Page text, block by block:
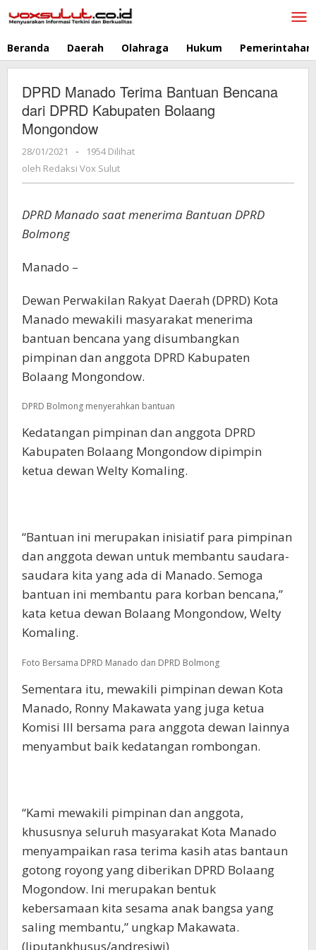
ke
Beranda Daerah Olahraga Hukum Pemerintahan
DPRD Manado Terima Bantuan Bencana
dari DPRD Kabupaten Bolaang
Mongondow
28/01/2021
oleh
Redaksi
-
1954 Dilihat
oleh Redaksi Vox Sulut
DPRD Manado saat menerima Bantuan DPRD
Bolmong
Manado –
Dewan Perwakilan Rakyat Daerah (DPRD) Kota
Manado mewakili masyarakat menerima
bantuan bencana yang disumbangkan
pimpinan dan anggota DPRD Kabupaten
Bolaang Mongondow.
DPRD Bolmong menyerahkan bantuan
Kedatangan pimpinan dan anggota DPRD
Kabupaten Bolaang Mongondow dipimpin
ketua dewan Welty Komaling.
“Bantuan ini merupakan inisiatif para pimpinan
dan anggota dewan untuk membantu saudara-
saudara kita yang ada di Manado. Semoga
bantuan ini membantu para korban bencana,”
kata ketua dewan Bolaang Mongondow, Welty
Komaling.
Foto Bersama DPRD Manado dan DPRD Bolmong
Sementara itu, mewakili pimpinan dewan Kota
Manado, Ronny Makawata yang juga ketua
Komisi III bersama para anggota dewan lainnya
menyambut baik kedatangan rombongan.
“Kami mewakili pimpinan dan anggota,
khususnya seluruh masyarakat Kota Manado
menyampaikan rasa terima kasih atas bantaun
gotong royong yang diberikan DPRD Bolaang
Mogondow. Ini merupakan bentuk
kebersamaan kita sesama anak bangsa yang
saling membantu,” ungkap Makawata.
(liputankhusus/andresiwi)